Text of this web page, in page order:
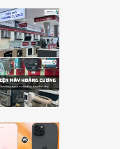
hiệu
Hafele,